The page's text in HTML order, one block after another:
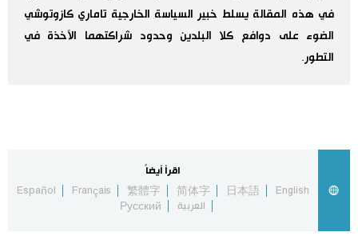
الأقسام
صور
تجارب وآراء
سياسة
الأكثر تفاعلا
موسوعة اليابان
هو وهي
في هذه المقالة يسلط خبير السياسة الخارجية تاماري كازوتوشي
الضوء على دوافع كلا البلدين وحدود شراكتهما الآخذة في
التطور.
اقرأ أيضاً
English
日本語
简体字
繁體字
Français
Español
العربية
Русский